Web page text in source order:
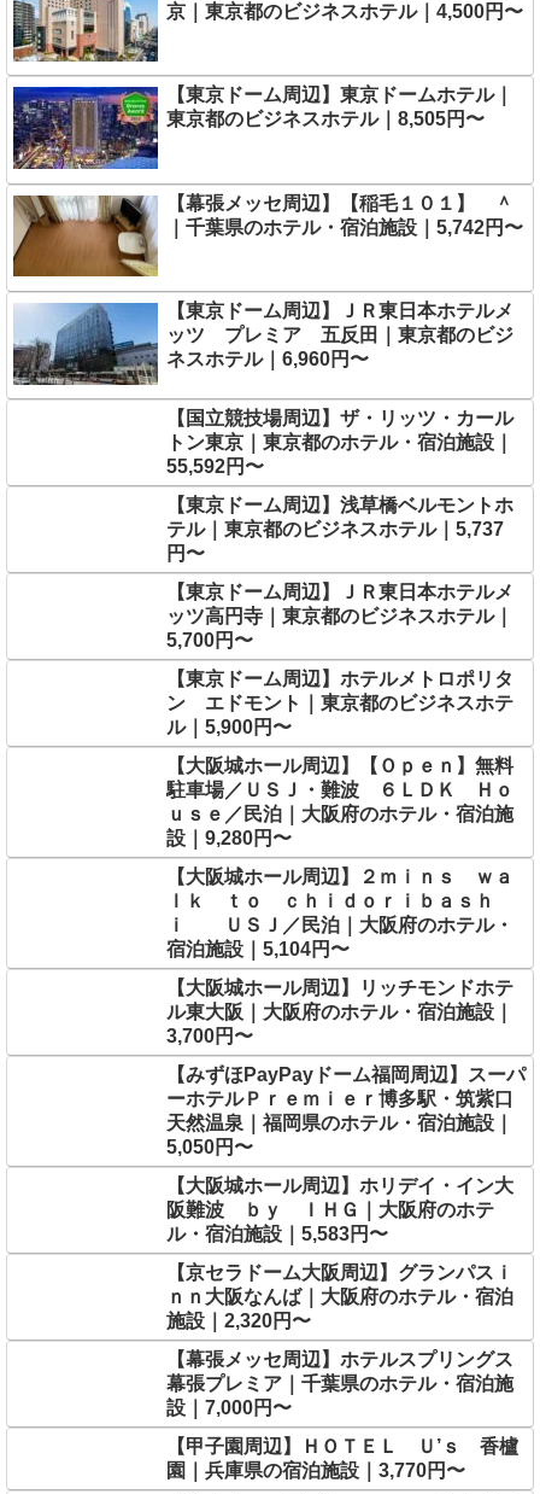
京｜東京都のビジネスホテル｜4,500円〜
【東京ドーム周辺】東京ドームホテル｜
東京都のビジネスホテル｜8,505円〜
【幕張メッセ周辺】【稲毛１０１】 ＾
｜千葉県のホテル・宿泊施設｜5,742円〜
【東京ドーム周辺】ＪＲ東日本ホテルメ
ッツ プレミア 五反田｜東京都のビジ
ネスホテル｜6,960円〜
【国立競技場周辺】ザ・リッツ・カール
トン東京｜東京都のホテル・宿泊施設｜
55,592円〜
【東京ドーム周辺】浅草橋ベルモントホ
テル｜東京都のビジネスホテル｜5,737
円〜
【東京ドーム周辺】ＪＲ東日本ホテルメ
ッツ高円寺｜東京都のビジネスホテル｜
5,700円〜
【東京ドーム周辺】ホテルメトロポリタ
ン エドモント｜東京都のビジネスホテ
ル｜5,900円〜
【大阪城ホール周辺】【Ｏｐｅｎ】無料
駐車場／ＵＳＪ・難波 ６ＬＤＫ Ｈｏ
ｕｓｅ／民泊｜大阪府のホテル・宿泊施
設｜9,280円〜
【大阪城ホール周辺】２ｍｉｎｓ ｗａ
ｌｋ ｔｏ ｃｈｉｄｏｒｉｂａｓｈ
ｉ ＵＳＪ／民泊｜大阪府のホテル・
宿泊施設｜5,104円〜
【大阪城ホール周辺】リッチモンドホテ
ル東大阪｜大阪府のホテル・宿泊施設｜
3,700円〜
【みずほPayPayドーム福岡周辺】スーパ
ーホテルＰｒｅｍｉｅｒ博多駅・筑紫口
天然温泉｜福岡県のホテル・宿泊施設｜
5,050円〜
【大阪城ホール周辺】ホリデイ・イン大
阪難波 ｂｙ ＩＨＧ｜大阪府のホテ
ル・宿泊施設｜5,583円〜
【京セラドーム大阪周辺】グランパスｉ
ｎｎ大阪なんば｜大阪府のホテル・宿泊
施設｜2,320円〜
【幕張メッセ周辺】ホテルスプリングス
幕張プレミア｜千葉県のホテル・宿泊施
設｜7,000円〜
【甲子園周辺】ＨＯＴＥＬ Ｕ’ｓ 香櫨
園｜兵庫県の宿泊施設｜3,770円〜